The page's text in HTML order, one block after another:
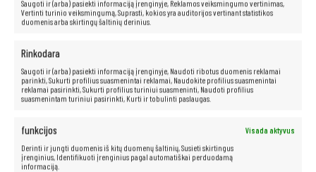
Saugoti ir (arba) pasiekti informaciją įrenginyje, Reklamos veiksmingumo vertinimas,
Vertinti turinio veiksmingumą, Suprasti, kokios yra auditorijos vertinant statistikos
duomenis arba skirtingų šaltinių derinius.
Rinkodara
Saugoti ir (arba) pasiekti informaciją įrenginyje, Naudoti ribotus duomenis reklamai
parinkti, Sukurti profilius suasmenintai reklamai, Naudokite profilius suasmenintai
reklamai pasirinkti, Sukurti profilius turiniui suasmeninti, Naudoti profilius
suasmenintam turiniui pasirinkti, Kurti ir tobulinti paslaugas.
funkcijos
Visada aktyvus
Derinti ir jungti duomenis iš kitų duomenų šaltinių, Susieti skirtingus
įrenginius, Identifikuoti įrenginius pagal automatiškai perduodamą
informaciją.
Neribotos multimedijos galimybės yra
po ranka!
Kompiuteris taip pat idealiai tinka visoms multimedijos programoms.
Be vargo transliuokite filmus ir muziką geriausia kokybe iš tokių
platformų kaip „Netflix“, „HBO“, „Amazon“, „YouTube“, „Spotify“ ir